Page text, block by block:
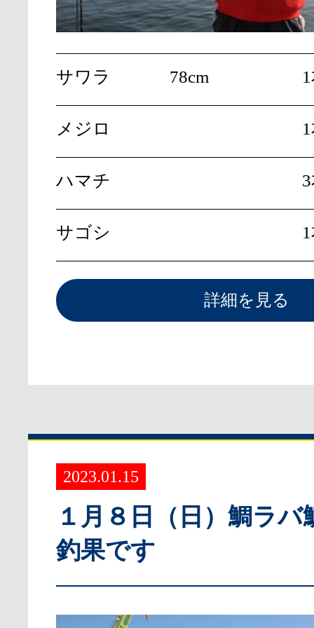
サワラ 78cm
メジロ
ハマチ
サゴシ
詳細を見る
2023.01.15
１月８日（日）鯛ラバ
釣果です